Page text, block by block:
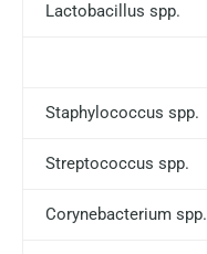
Lactobacillus spp.
Staphylococcus spp.
Streptococcus spp.
Corynebacterium spp.
Ковров
Коломна
Королев